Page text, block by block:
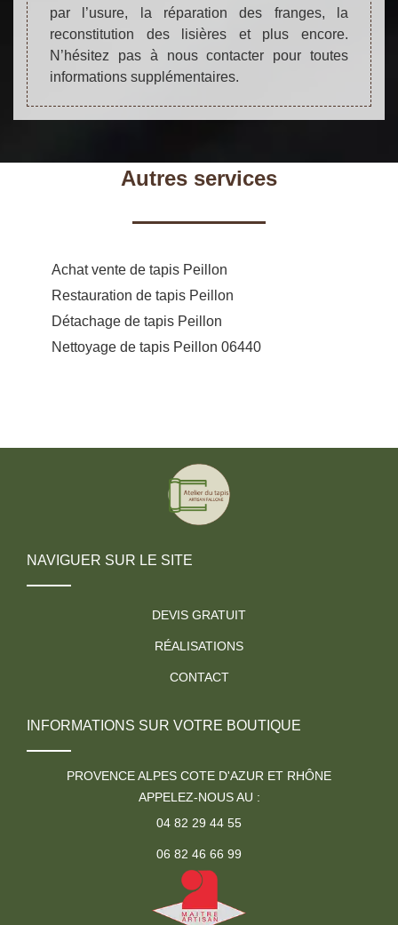
par l’usure, la réparation des franges, la
reconstitution des lisières et plus encore.
N’hésitez pas à nous contacter pour toutes
informations supplémentaires.
Autres services
Achat vente de tapis Peillon
Restauration de tapis Peillon
Détachage de tapis Peillon
Nettoyage de tapis Peillon 06440
NAVIGUER SUR LE SITE
DEVIS GRATUIT
RÉALISATIONS
CONTACT
INFORMATIONS SUR VOTRE BOUTIQUE
PROVENCE ALPES COTE D'AZUR ET RHÔNE
APPELEZ-NOUS AU :
04 82 29 44 55
06 82 46 66 99